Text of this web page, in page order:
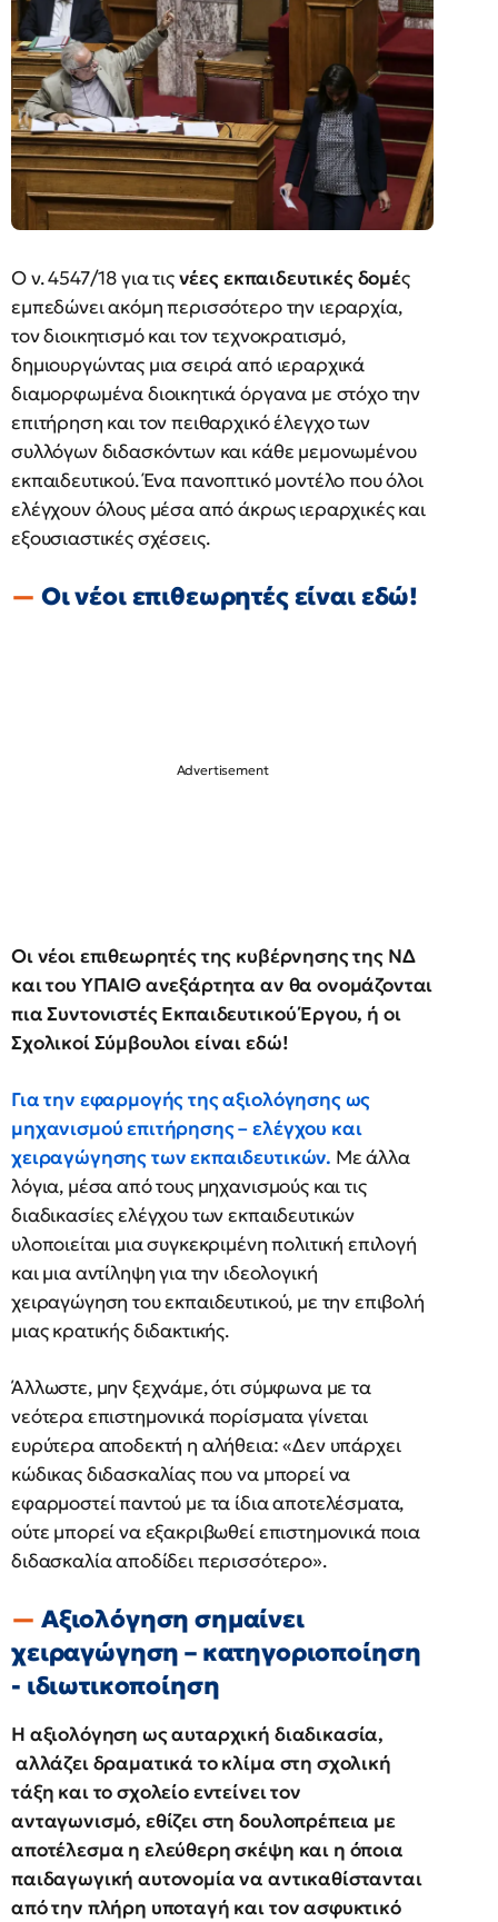
Ο ν. 4547/18 για τιςνέες εκπαιδευτικές δομές
εμπεδώνει ακόμη περισσότερο την ιεραρχία,
τον διοικητισμό και τον τεχνοκρατισμό,
δημιουργώντας μια σειρά από ιεραρχικά
διαμορφωμένα διοικητικά όργανα με στόχο την
επιτήρηση και τον πειθαρχικό έλεγχο των
συλλόγων διδασκόντων και κάθε μεμονωμένου
εκπαιδευτικού. Ένα πανοπτικό μοντέλο που όλοι
ελέγχουν όλους μέσα από άκρως ιεραρχικές και
εξουσιαστικές σχέσεις.
Οι νέοι επιθεωρητές είναι εδώ!
Οι νέοι επιθεωρητές της κυβέρνησης της ΝΔ
και του ΥΠΑΙΘ ανεξάρτητα αν θα ονομάζονται
πια Συντονιστές Εκπαιδευτικού Έργου, ή οι
Σχολικοί Σύμβουλοι είναι εδώ!
Για την εφαρμογής της αξιολόγησης ως
μηχανισμού επιτήρησης – ελέγχου και
χειραγώγησης των εκπαιδευτικών. Mε άλλα
λόγια, μέσα από τους μηχανισμούς και τις
διαδικασίες ελέγχου των εκπαιδευτικών
υλοποιείται μια συγκεκριμένη πολιτική επιλογή
και μια αντίληψη για την ιδεολογική
χειραγώγηση του εκπαιδευτικού, με την επιβολή
μιας κρατικής διδακτικής.
Άλλωστε, μην ξεχνάμε, ότι σύμφωνα με τα
νεότερα επιστημονικά πορίσματα γίνεται
ευρύτερα αποδεκτή η αλήθεια: «Δεν υπάρχει
κώδικας διδασκαλίας που να μπορεί να
εφαρμοστεί παντού με τα ίδια αποτελέσματα,
ούτε μπορεί να εξακριβωθεί επιστημονικά ποια
διδασκαλία αποδίδει περισσότερο».
Αξιολόγηση σημαίνει
χειραγώγηση – κατηγοριοποίηση
- ιδιωτικοποίηση
Η αξιολόγηση ως αυταρχική διαδικασία,
αλλάζει δραματικά το κλίμα στη σχολική
τάξη και το σχολείο εντείνει τον
ανταγωνισμό, εθίζει στη δουλοπρέπεια με
αποτέλεσμα η ελεύθερη σκέψη και η όποια
παιδαγωγική αυτονομία να αντικαθίστανται
από την πλήρη υποταγή και τον ασφυκτικό